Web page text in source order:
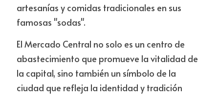
artesanías y comidas tradicionales en sus
famosas "sodas".
El Mercado Central no solo es un centro de
abastecimiento que promueve la vitalidad de
la capital, sino también un símbolo de la
ciudad que refleja la identidad y tradición